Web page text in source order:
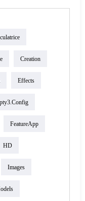
Creation
Effects
FeatureApp
HD
Images